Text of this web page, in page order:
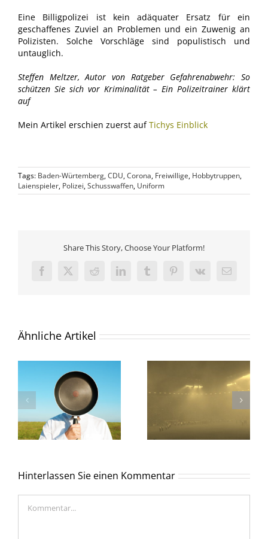
Eine Billigpolizei ist kein adäquater Ersatz für ein
geschaffenes Zuviel an Problemen und ein Zuwenig an
Polizisten. Solche Vorschläge sind populistisch und
untauglich.
Steffen Meltzer, Autor von Ratgeber Gefahrenabwehr: So
schützen Sie sich vor Kriminalität – Ein Polizeitrainer klärt
auf
Mein Artikel erschien zuerst aufTichys Einblick
Tags: Baden-Würtemberg,CDU,Corona, Freiwillige, Hobbytruppen,
Laienspieler, Polizei,Schusswaffen, Uniform
Share This Story, Choose Your Platform!
Facebook
X RedditLinkedInTumblrPinterest
Vk
E-
Ähnliche Artikel
Hinterlassen Sie einen Kommentar